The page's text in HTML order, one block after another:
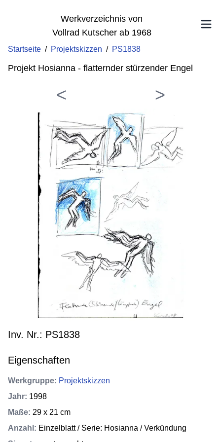
Werkverzeichnis von
Vollrad Kutscher ab 1968
Startseite / Projektskizzen / PS1838
Projekt Hosianna - flatternder stürzender Engel
Inv. Nr.: PS1838
Eigenschaften
Werkgruppe: Projektskizzen
Jahr: 1998
Maße: 29 x 21 cm
Anzahl : Einzelblatt / Serie: Hosianna / Verkündung
< >